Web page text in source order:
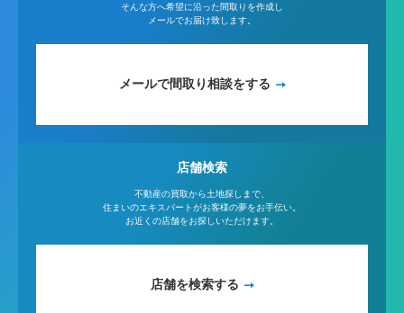
そんな方へ希望に沿った間取りを作成し
メールでお届け致します。
メールで間取り相談をする
店舗検索
不動産の買取から土地探しまで、
住まいのエキスパートがお客様の夢をお手伝い。
お近くの店舗をお探しいただけます。
店舗を検索する